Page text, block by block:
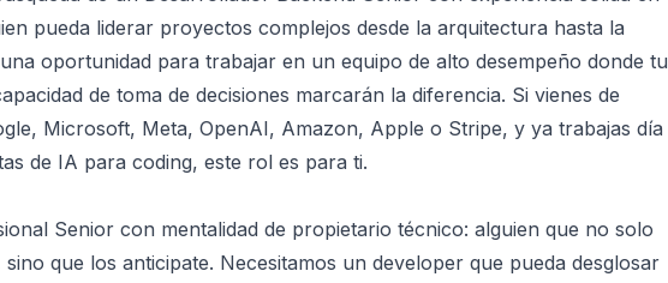
pueda liderar proyectos complejos desde la arquitectura hasta la
oportunidad para trabajar en un equipo de alto desempeño donde tu
de toma de decisiones marcarán la diferencia. Si vienes de
Microsoft, Meta, OpenAI, Amazon, Apple o Stripe, y ya trabajas día
de IA para coding, este rol es para ti.
Senior con mentalidad de propietario técnico: alguien que no solo
que los anticipate. Necesitamos un developer que pueda desglosar